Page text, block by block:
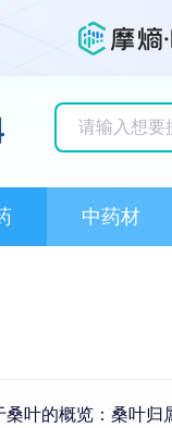
中药材
叶的概览：桑叶